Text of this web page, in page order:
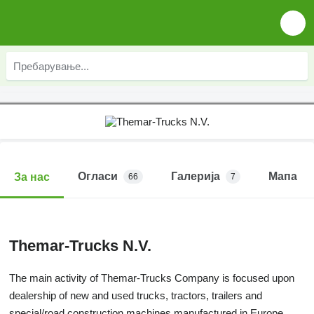
За нас Огласи 66 Галерија 7 Мапа
Themar-Trucks N.V.
The main activity of Themar-Trucks Company is focused upon
dealership of new and used trucks, tractors, trailers and